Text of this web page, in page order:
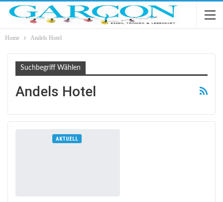
Home Andels Hotel
Suchbegriff Wählen
Andels Hotel
AKTUELL